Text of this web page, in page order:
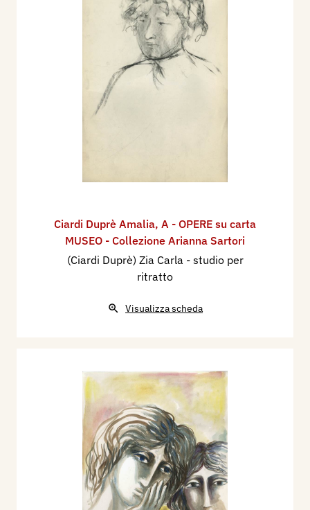
Ciardi Duprè Amalia, A - OPERE su carta
MUSEO - Collezione Arianna Sartori
(Ciardi Duprè) Zia Carla - studio per
ritratto
Visualizza scheda